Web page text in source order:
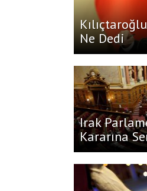
Ne Dedi
Irak
Kararına